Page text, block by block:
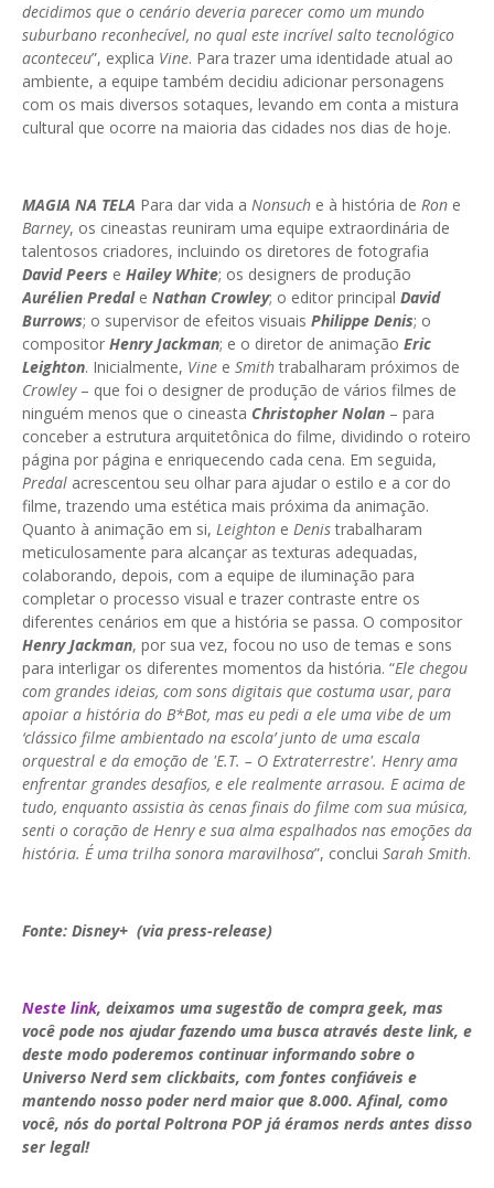
decidimos que o cenário deveria parecer como um mundo
suburbano reconhecível, no qual este incrível salto tecnológico
aconteceu”, explica Vine. Para trazer uma identidade atual ao
ambiente, a equipe também decidiu adicionar personagens
com os mais diversos sotaques, levando em conta a mistura
cultural que ocorre na maioria das cidades nos dias de hoje.
MAGIA NA TELA Para dar vida a Nonsuch e à história de Ron e
Barney, os cineastas reuniram uma equipe extraordinária de
talentosos criadores, incluindo os diretores de fotografia
David Peers e Hailey White; os designers de produção
Aurélien Predal e Nathan Crowley; o editor principal David
Burrows; o supervisor de efeitos visuais Philippe Denis; o
compositor Henry Jackman; e o diretor de animação Eric
Leighton. Inicialmente, Vine e Smithtrabalharam próximos de
Crowley– que foi o designer de produção de vários filmes de
ninguém menos que o cineasta Christopher Nolan – para
conceber a estrutura arquitetônica do filme, dividindo o roteiro
página por página e enriquecendo cada cena. Em seguida,
Predal acrescentou seu olhar para ajudar o estilo e a cor do
filme, trazendo uma estética mais próxima da animação.
Quanto à animação em si, Leighton e Denistrabalharam
meticulosamente para alcançar as texturas adequadas,
colaborando, depois, com a equipe de iluminação para
completar o processo visual e trazer contraste entre os
diferentes cenários em que a história se passa. O compositor
Henry Jackman, por sua vez, focou no uso de temas e sons
para interligar os diferentes momentos da história. “Ele chegou
com grandes ideias, com sons digitais que costuma usar, para
apoiar a história do B*Bot, mas eu pedi a ele uma vibe de um
‘clássico filme ambientado na escola’ junto de uma escala
orquestral e da emoção de 'E.T. – O Extraterrestre'. Henry ama
enfrentar grandes desafios, e ele realmente arrasou. E acima de
tudo, enquanto assistia às cenas finais do filme com sua música,
senti o coração de Henry e sua alma espalhados nas emoções da
história. É uma trilha sonora maravilhosa”, conclui Sarah Smith.
Fonte: Disney+ (via press-release)
Neste link, deixamos uma sugestão de compra geek, mas
você pode nos ajudar fazendo uma busca através deste link, e
deste modo poderemos continuar informando sobre o
Universo Nerd sem clickbaits, com fontes confiáveis e
mantendo nosso poder nerd maior que 8.000. Afinal, como
você, nós do portal Poltrona POP já éramos nerds antes disso
ser legal!